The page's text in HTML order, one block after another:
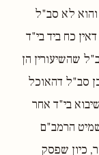
לא סב"ל
כח ביד בי"ד
שהשיעורין הן
סב"ל דהאוכל
בי"ד אחר
הרמב"ם
כיון שפסק